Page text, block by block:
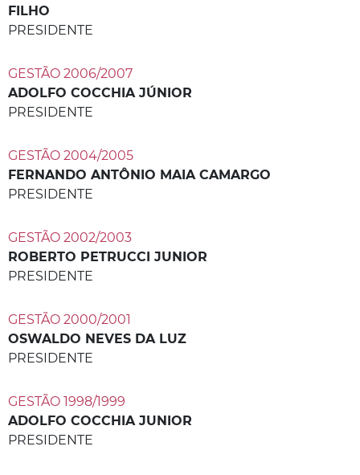
FILHO
PRESIDENTE
GESTÃO 2006/2007
ADOLFO COCCHIA JÚNIOR
PRESIDENTE
GESTÃO 2004/2005
FERNANDO ANTÔNIO MAIA CAMARGO
PRESIDENTE
GESTÃO 2002/2003
ROBERTO PETRUCCI JUNIOR
PRESIDENTE
GESTÃO 2000/2001
OSWALDO NEVES DA LUZ
PRESIDENTE
GESTÃO 1998/1999
ADOLFO COCCHIA JUNIOR
PRESIDENTE